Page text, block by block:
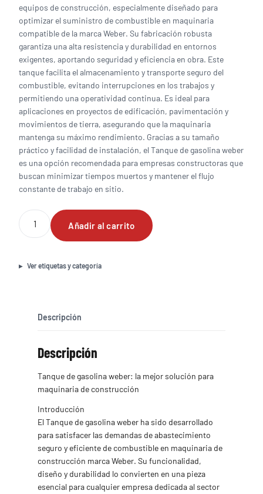
equipos de construcción, especialmente diseñado para
optimizar el suministro de combustible en maquinaria
compatible de la marca Weber. Su fabricación robusta
garantiza una alta resistencia y durabilidad en entornos
exigentes, aportando seguridad y eficiencia en obra. Este
tanque facilita el almacenamiento y transporte seguro del
combustible, evitando interrupciones en los trabajos y
permitiendo una operatividad continua. Es ideal para
aplicaciones en proyectos de edificación, pavimentación y
movimientos de tierra, asegurando que la maquinaria
mantenga su máximo rendimiento. Gracias a su tamaño
práctico y facilidad de instalación, el Tanque de gasolina weber
es una opción recomendada para empresas constructoras que
buscan minimizar tiempos muertos y mantener el flujo
constante de trabajo en sitio.
Tanque
de
gasolina
cantidad
Añadir al carrito
Ver etiquetas y categoría
Descripción
Descripción
Tanque de gasolina weber: la mejor solución para
maquinaria de construcción
Introducción
El Tanque de gasolina weber ha sido desarrollado
para satisfacer las demandas de abastecimiento
seguro y eficiente de combustible en maquinaria de
construcción marca Weber. Su funcionalidad,
diseño y durabilidad lo convierten en una pieza
esencial para cualquier empresa dedicada al sector